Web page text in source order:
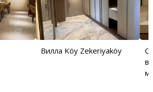
Вилла Köy Zekeriyaköy